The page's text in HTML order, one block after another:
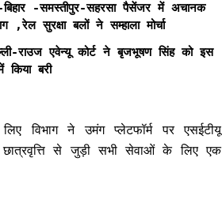
-समस्तीपुर-सहरसा पैसेंजर में अचानक
,रेल सुरक्षा बलों ने सम्हाला मोर्चा
राउज एवेन्यू कोर्ट ने बृजभूषण सिंह को इस
किया बरी
विभाग ने उमंग प्लेटफॉर्म पर एसईटीयू
से जुड़ी सभी सेवाओं के लिए एक